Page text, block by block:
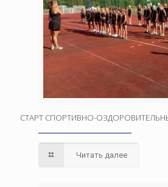
СТАРТ СПОРТИВНО-
Читать далее